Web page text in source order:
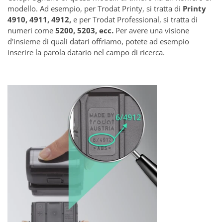
modello. Ad esempio, per Trodat Printy, si tratta di Printy
4910, 4911, 4912, e per Trodat Professional, si tratta di
numeri come 5200, 5203, ecc. Per avere una visione
d'insieme di quali datari offriamo, potete ad esempio
inserire la parola datario nel campo di ricerca.